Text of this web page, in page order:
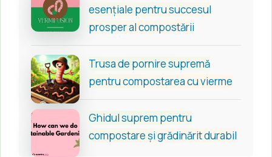
esențiale pentru succesul
prosper al compostării
Trusa de pornire supremă
pentru compostarea cu vierme
Ghidul suprem pentru
compostare și grădinărit durabil